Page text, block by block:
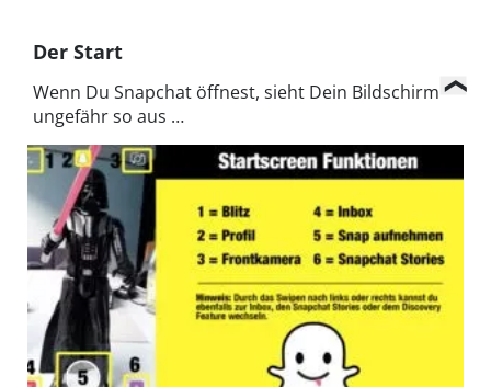
Der Start
Wenn Du Snapchat öffnest, sieht Dein Bildschirm
ungefähr so aus …